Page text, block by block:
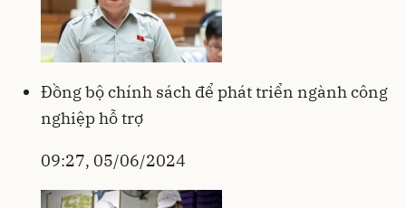
Đồng bộ chính sách để phát triển ngành công
nghiệp hỗ trợ
09:27, 05/06/2024